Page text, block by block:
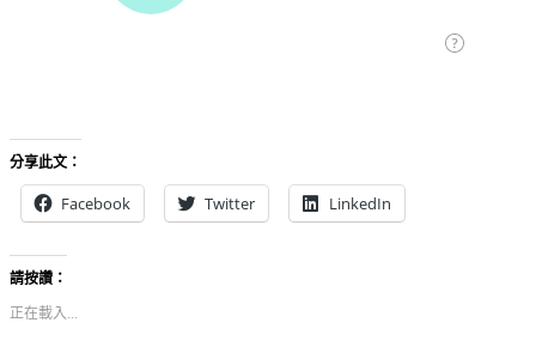
分享此文：
Facebook Twitter LinkedIn
請按讚：
正在載入...